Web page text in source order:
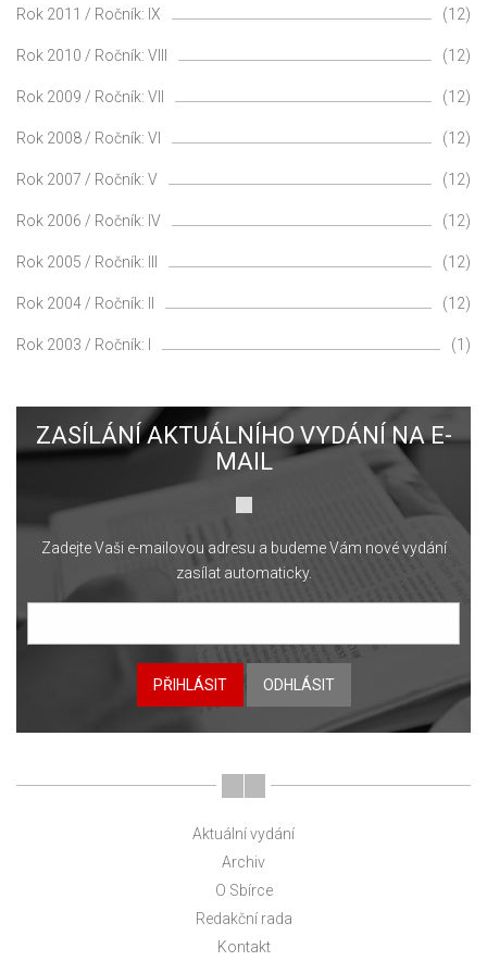
Rok 2011 / Ročník: IX (12)
Rok 2010 / Ročník: VIII (12)
Rok 2009 / Ročník: VII (12)
Rok 2008 / Ročník: VI (12)
Rok 2007 / Ročník: V (12)
Rok 2006 / Ročník: IV (12)
Rok 2005 / Ročník: III (12)
Rok 2004 / Ročník: II (12)
Rok 2003 / Ročník: I (1)
ZASÍLÁNÍ AKTUÁLNÍHO VYDÁNÍ NA E-
MAIL
Zadejte Vaši e-mailovou adresu a budeme Vám nové vydání
zasílat automaticky.
PŘIHLÁSIT ODHLÁSIT
Aktuální vydání
Archiv
O Sbírce
Redakční rada
Kontakt